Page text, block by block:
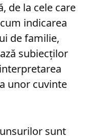
de la cele care
indicarea
de familie,
subiecților
unor cuvinte
sunt